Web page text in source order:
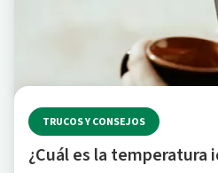
TRUCOS Y CONSEJOS
¿Cuál es la temperatura